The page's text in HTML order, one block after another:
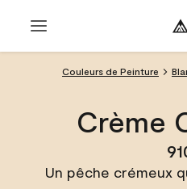
Couleurs de Peinture
Crème
Un pêche crémeux